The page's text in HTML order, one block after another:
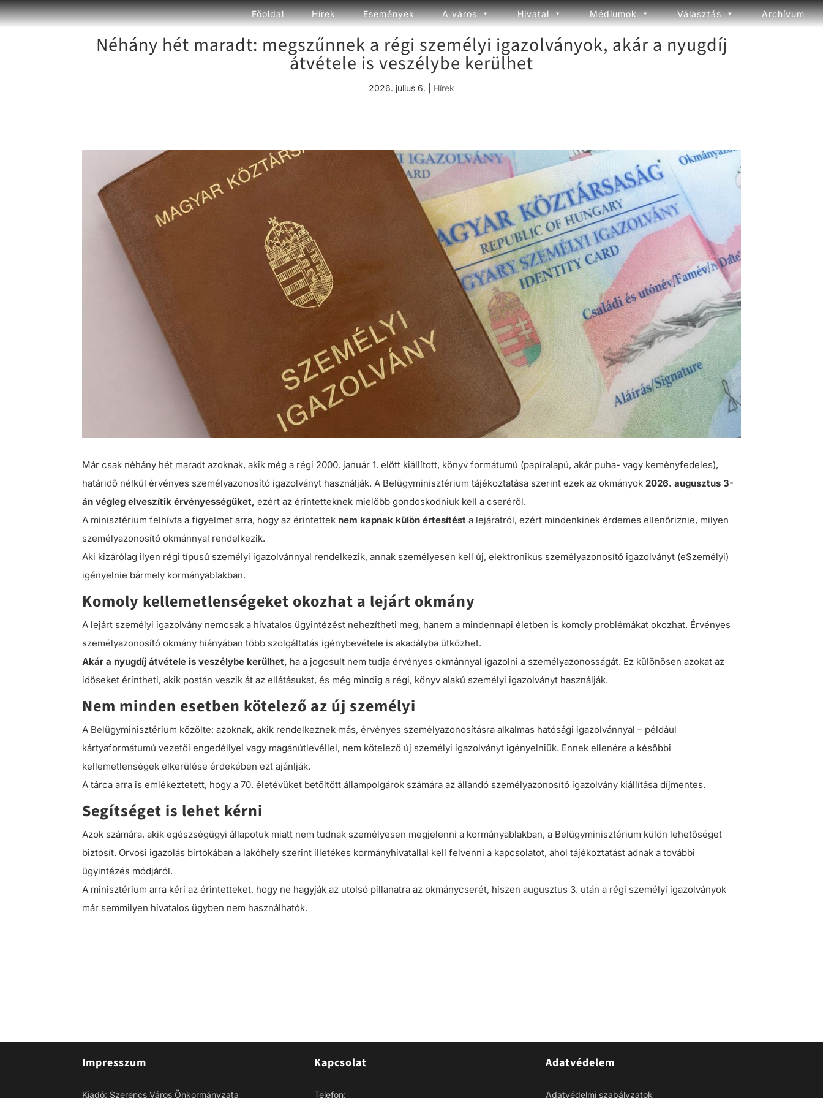
Főoldal Hírek Események A város Hivatal Médiumok Választás Archívum
Néhány hét maradt: megszűnnek a régi személyi igazolványok, akár a nyugdíj
átvétele is veszélybe kerülhet
2026. július 6. Hírek
Már csak néhány hét maradt azoknak, akik még a régi 2000. január 1. előtt kiállított, könyv formátumú (papíralapú, akár puha- vagy keményfedeles),
határidő nélkül érvényes személyazonosító igazolványt használják. A Belügyminisztérium tájékoztatása szerint ezek az okmányok 2026. augusztus 3-
án végleg elveszítik érvényességüket, ezért az érintetteknek mielőbb gondoskodniuk kell a cseréről.
A minisztérium felhívta a figyelmet arra, hogy az érintettek nem kapnak külön értesítést a lejáratról, ezért mindenkinek érdemes ellenőriznie, milyen
személyazonosító okmánnyal rendelkezik.
Aki kizárólag ilyen régi típusú személyi igazolvánnyal rendelkezik, annak személyesen kell új, elektronikus személyazonosító igazolványt (eSzemélyi)
igényelnie bármely kormányablakban.
Komoly kellemetlenségeket okozhat a lejárt okmány
A lejárt személyi igazolvány nemcsak a hivatalos ügyintézést nehezítheti meg, hanem a mindennapi életben is komoly problémákat okozhat. Érvényes
személyazonosító okmány hiányában több szolgáltatás igénybevétele is akadályba ütközhet.
Akár a nyugdíj átvétele is veszélybe kerülhet, ha a jogosult nem tudja érvényes okmánnyal igazolni a személyazonosságát. Ez különösen azokat az
időseket érintheti, akik postán veszik át az ellátásukat, és még mindig a régi, könyv alakú személyi igazolványt használják.
Nem minden esetben kötelező az új személyi
A Belügyminisztérium közölte: azoknak, akik rendelkeznek más, érvényes személyazonosításra alkalmas hatósági igazolvánnyal – például
kártyaformátumú vezetői engedéllyel vagy magánútlevéllel, nem kötelező új személyi igazolványt igényelniük. Ennek ellenére a későbbi
kellemetlenségek elkerülése érdekében ezt ajánlják.
A tárca arra is emlékeztetett, hogy a 70. életévüket betöltött állampolgárok számára az állandó személyazonosító igazolvány kiállítása díjmentes.
Segítséget is lehet kérni
Azok számára, akik egészségügyi állapotuk miatt nem tudnak személyesen megjelenni a kormányablakban, a Belügyminisztérium külön lehetőséget
biztosít. Orvosi igazolás birtokában a lakóhely szerint illetékes kormányhivatallal kell felvenni a kapcsolatot, ahol tájékoztatást adnak a további
ügyintézés módjáról.
A minisztérium arra kéri az érintetteket, hogy ne hagyják az utolsó pillanatra az okmánycserét, hiszen augusztus 3. után a régi személyi igazolványok
már semmilyen hivatalos ügyben nem használhatók.
Impresszum
Kiadó: Szerencs Város Önkormányzata
Kapcsolat
Telefon:
Adatvédelem
Adatvédelmi szabályzatok